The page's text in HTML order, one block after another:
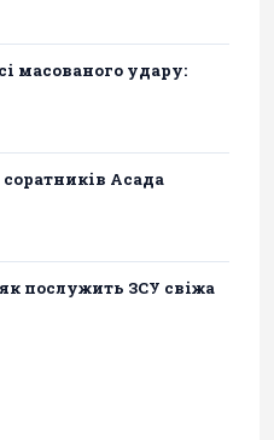
масованого удару:
Асада
послужить ЗСУ свіжа